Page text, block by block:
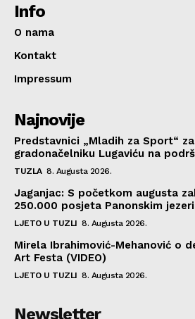
Info
O nama
Kontakt
Impressum
Najnovije
Predstavnici „Mladih za Sport“
gradonačelniku Lugaviću na
TUZLA 8. Augusta 2026.
Jaganjac: S početkom augusta
250.000 posjeta Panonskim
LJETO U TUZLI 8. Augusta 2026.
Mirela Ibrahimović-Mehanović o
Art Festa (VIDEO)
LJETO U TUZLI 8. Augusta 2026.
Newsletter